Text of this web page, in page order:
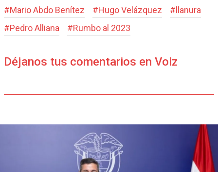
#Mario Abdo Benítez #Hugo Velázquez #llanura
#Pedro Alliana #Rumbo al 2023
Déjanos tus comentarios en Voiz